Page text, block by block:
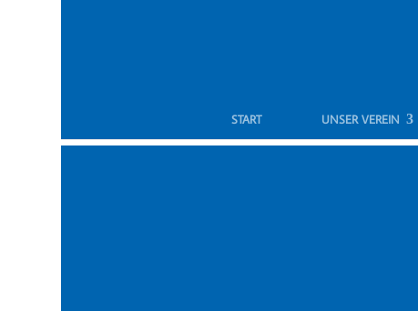
START UNSER VEREIN